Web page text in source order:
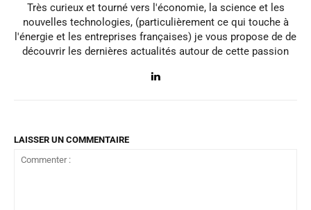
Très curieux et tourné vers l'économie, la science et les
nouvelles technologies, (particulièrement ce qui touche à
l'énergie et les entreprises françaises) je vous propose de de
découvrir les dernières actualités autour de cette passion
LAISSER UN COMMENTAIRE